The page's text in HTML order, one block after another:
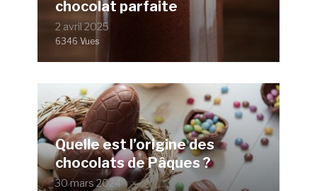
chocolat parfaite
2 avril 2025
6346 Vues
Quelle est l’origine des
chocolats de Pâques ?
30 mars 2024